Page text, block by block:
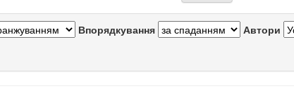
Впорядкування Автори